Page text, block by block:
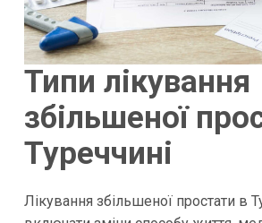
Типи лікування
збільшеної
Туреччині
Лікування збільшеної простати в